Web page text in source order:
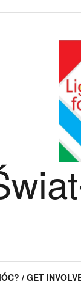
/ GET